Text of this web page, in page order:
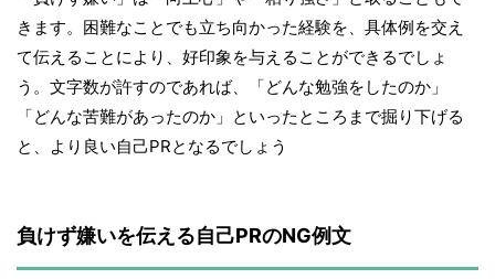
きます。困難なことでも立ち向かった経験を、具体例を交え
て伝えることにより、好印象を与えることができるでしょ
う。文字数が許すのであれば、「どんな勉強をしたのか」
「どんな苦難があったのか」といったところまで掘り下げる
と、より良い自己PRとなるでしょう
負けず嫌いを伝える自己PRのNG例文